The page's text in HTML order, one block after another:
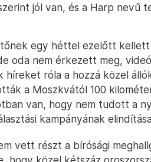
jól van, és a Harp nevű
egy héttel ezelőtt kellett
oda nem érkezett meg,
híreket róla a hozzá közel
a Moszkvától 100
van, hogy nem tudott a
kampányának
vett részt a bírósági